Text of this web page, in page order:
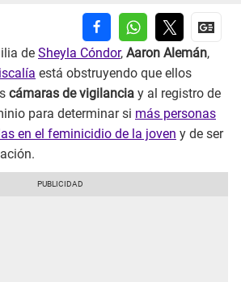
de Sheyla Cóndor, Aaron Alemán,
está obstruyendo que ellos
cámaras de vigilancia y al registro de
para determinar si más personas
en el feminicidio de la joven y de ser